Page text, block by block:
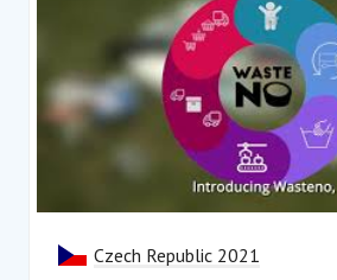
Czech Republic 2021